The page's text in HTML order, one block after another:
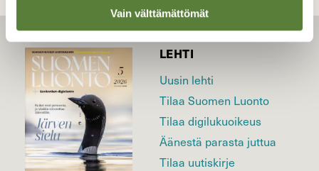
Vain välttämättömät
LEHTI
Uusin lehti
Tilaa Suomen Luonto
Tilaa digilukuoikeus
Äänestä parasta juttua
Tilaa uutiskirje